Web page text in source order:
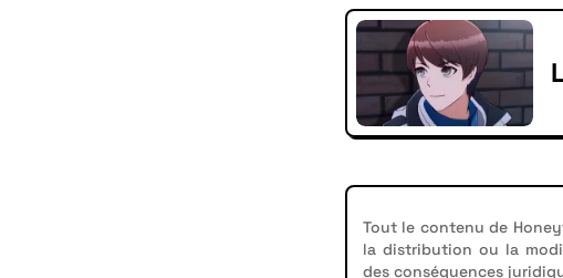
Tout le contenu de
la distribution ou la
des conséquences